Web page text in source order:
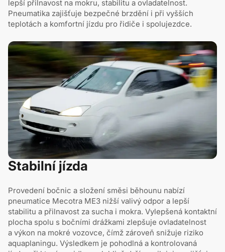
lepší přilnavost na mokru, stabilitu a ovladatelnost.
Pneumatika zajišťuje bezpečné brzdění i při vyšších
teplotách a komfortní jízdu pro řidiče i spolujezdce.
Stabilní jízda
Provedení bočnic a složení směsi běhounu nabízí
pneumatice Mecotra ME3 nižší valivý odpor a lepší
stabilitu a přilnavost za sucha i mokra. Vylepšená kontaktní
plocha spolu s bočními drážkami zlepšuje ovladatelnost
a výkon na mokré vozovce, čímž zároveň snižuje riziko
aquaplaningu. Výsledkem je pohodlná a kontrolovaná